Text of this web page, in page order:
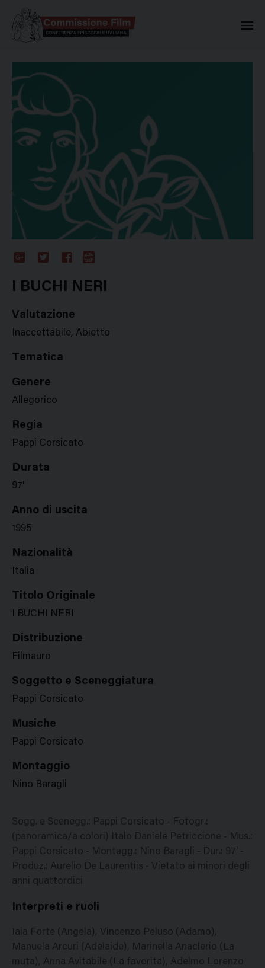
Plus
I BUCHI NERI
Valutazione
Inaccettabile, Abietto
Tematica
Genere
Allegorico
Regia
Pappi Corsicato
Durata
97'
Anno di uscita
1995
Nazionalità
Italia
Titolo Originale
I BUCHI NERI
Distribuzione
Filmauro
Soggetto e Sceneggiatura
Pappi Corsicato
Musiche
Pappi Corsicato
Montaggio
Nino Baragli
Sogg. e Scenegg.: Pappi Corsicato - Fotogr.:
(panoramica/a colori) Italo Daniele Petriccione - Mus.:
Pappi Corsicato - Montagg.: Nino Baragli - Dur.: 97' -
Produz.: Aurelio De Laurentiis - Vietato ai minori degli
anni quattordici
Interpreti e ruoli
Iaia Forte (Angela), Vincenzo Peluso (Adamo),
Manuela Arcuri (Adelaide), Marinella Anaclerio (La
muta), Anna Avitabile (La favorita), Adelmo Lorenzo